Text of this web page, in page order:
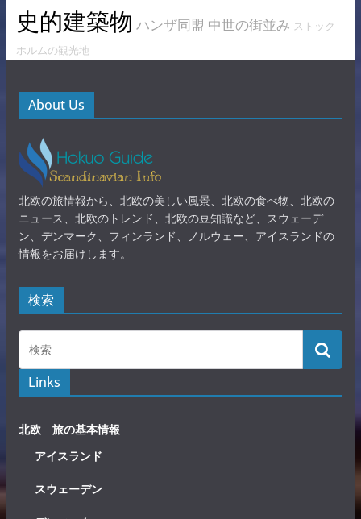
史的建築物 ハンザ同盟 中世の街並み ストック
ホルムの観光地
About Us
北欧の旅情報から、北欧の美しい風景、北欧の食べ物、北欧の
ニュース、北欧のトレンド、北欧の豆知識など、スウェーデ
ン、デンマーク、フィンランド、ノルウェー、アイスランドの
情報をお届けします。
検索
Links
北欧 旅の基本情報
アイスランド
スウェーデン